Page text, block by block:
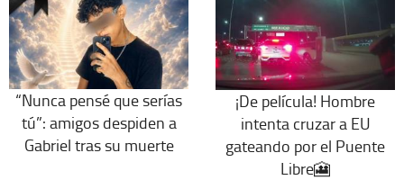
“Nunca pensé que serías
tú”: amigos despiden a
Gabriel tras su muerte
¡De película! Hombre
intenta cruzar a EU
gateando por el Puente
Libre🎦